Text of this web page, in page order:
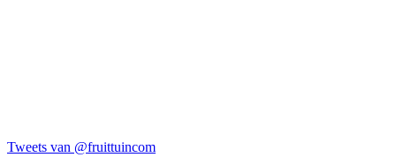
Tweets van @fruittuincom